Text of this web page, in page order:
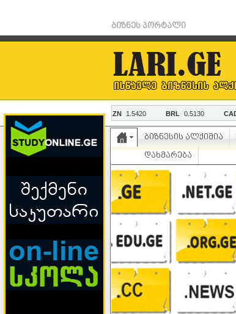
ბიზნეს პორტალი
ბიზნესის ალქიმია
დახმარება